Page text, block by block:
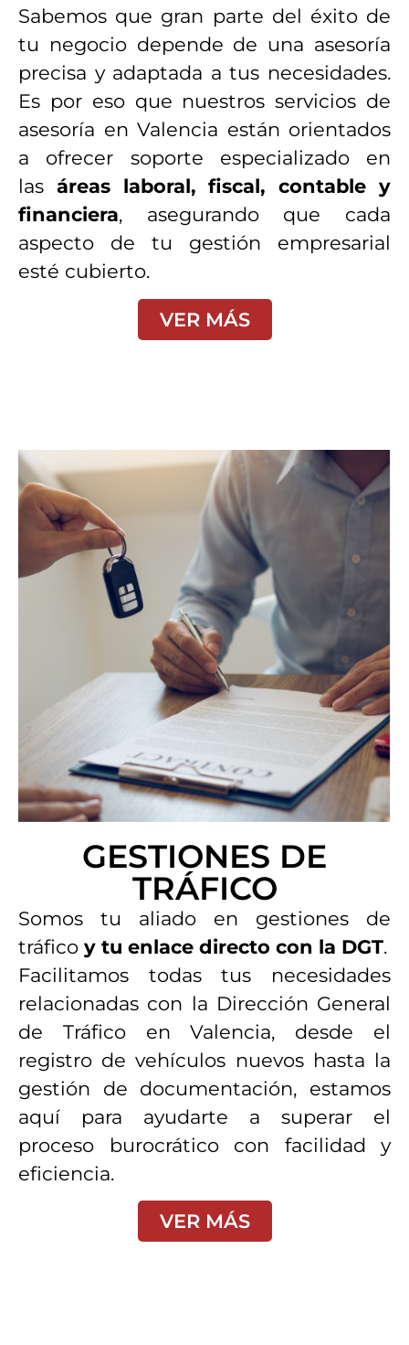
Sabemos que gran parte del éxito de
tu negocio depende de una asesoría
precisa y adaptada a tus necesidades.
Es por eso que nuestros servicios de
asesoría en Valencia están orientados
a ofrecer soporte especializado en
las áreas laboral, fiscal, contable y
financiera, asegurando que cada
aspecto de tu gestión empresarial
esté cubierto.
VER MÁS
GESTIONES DE
TRÁFICO
Somos tu aliado en gestiones de
tráfico y tu enlace directo con la DGT.
Facilitamos todas tus necesidades
relacionadas con la Dirección General
de Tráfico en Valencia, desde el
registro de vehículos nuevos hasta la
gestión de documentación, estamos
aquí para ayudarte a superar el
proceso burocrático con facilidad y
eficiencia.
VER MÁS